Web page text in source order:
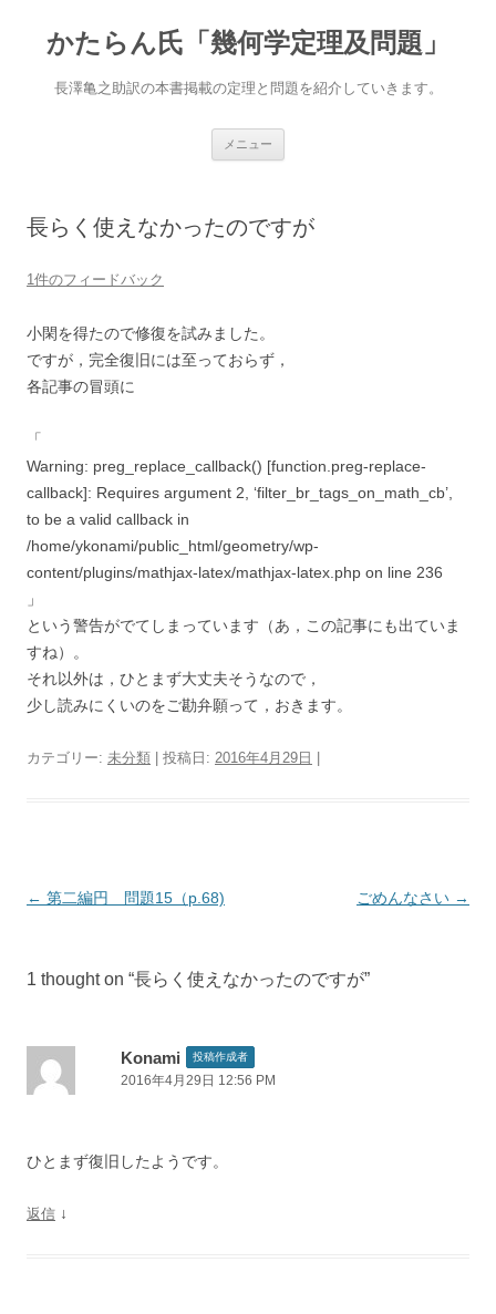
かたらん氏「幾何学定理及問題」
長澤亀之助訳の本書掲載の定理と問題を紹介していきます。
メニュー
ス
長らく使えなかったのですが
1件のフィードバック
小閑を得たので修復を試みました。
ですが，完全復旧には至っておらず，
各記事の冒頭に
「
Warning: preg_replace_callback() [function.preg-replace-
callback]: Requires argument 2, ‘filter_br_tags_on_math_cb’,
to be a valid callback in
/home/ykonami/public_html/geometry/wp-
content/plugins/mathjax-latex/mathjax-latex.php on line 236
」
という警告がでてしまっています（あ，この記事にも出ていま
すね）。
それ以外は，ひとまず大丈夫そうなので，
少し読みにくいのをご勘弁願って，おきます。
カテゴリー: 未分類 | 投稿日: 2016年4月29日
投
ビ
シ
← 第二編円 問題15（p.68) ごめんなさい →
1 thought on “長らく使えなかったのですが”
Konami 投稿作成者
2016年4月29日 12:56 PM
ひとまず復旧したようです。
返信 ↓